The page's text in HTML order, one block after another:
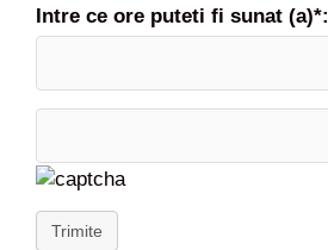
Intre ce ore puteti fi sunat (a)*:
Trimite